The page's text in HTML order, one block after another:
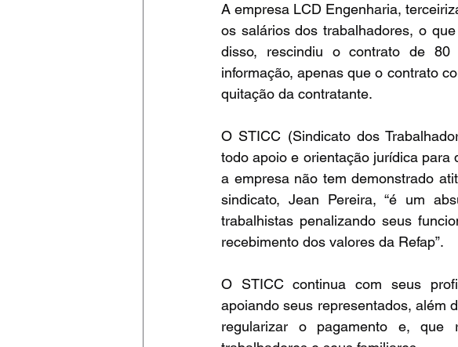
A empresa LCD Engenharia,
os salários dos trabalhadores, o
disso, rescindiu o contrato de
informação, apenas que o contrato
quitação da contratante.
O STICC (Sindicato dos
todo apoio e orientação jurídica para
a empresa não tem demonstrado
sindicato, Jean Pereira, “é um
trabalhistas penalizando seus
recebimento dos valores da Refap”.
O STICC continua com seus
apoiando seus representados, além
regularizar o pagamento e, que